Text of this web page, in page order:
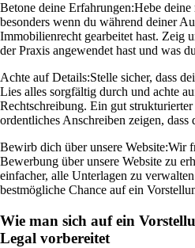
Betone deine Erfahrungen:Hebe deine
besonders wenn du während deiner
Immobilienrecht gearbeitet hast. Zeig
der Praxis angewendet hast und was
Achte auf Details:Stelle sicher, dass
Lies alles sorgfältig durch und achte
Rechtschreibung. Ein gut
ordentliches Anschreiben zeigen,
Bewirb dich über unsere Website:Wir
Bewerbung über unsere Website zu
einfacher, alle Unterlagen zu
bestmögliche Chance auf ein
Wie man sich auf ein
Legal vorbereitet